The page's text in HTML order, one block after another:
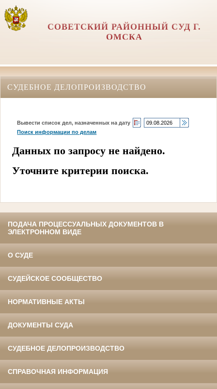
СОВЕТСКИЙ РАЙОННЫЙ СУД Г.
ОМСКА
СУДЕБНОЕ ДЕЛОПРОИЗВОДСТВО
Вывести список дел, назначенных на дату
Поиск информации по делам
Данных по запросу не найдено.
Уточните критерии поиска.
ПОДАЧА ПРОЦЕССУАЛЬНЫХ ДОКУМЕНТОВ В
ЭЛЕКТРОННОМ ВИДЕ
О СУДЕ
СУДЕЙСКОЕ СООБЩЕСТВО
НОРМАТИВНЫЕ АКТЫ
ДОКУМЕНТЫ СУДА
СУДЕБНОЕ ДЕЛОПРОИЗВОДСТВО
СПРАВОЧНАЯ ИНФОРМАЦИЯ